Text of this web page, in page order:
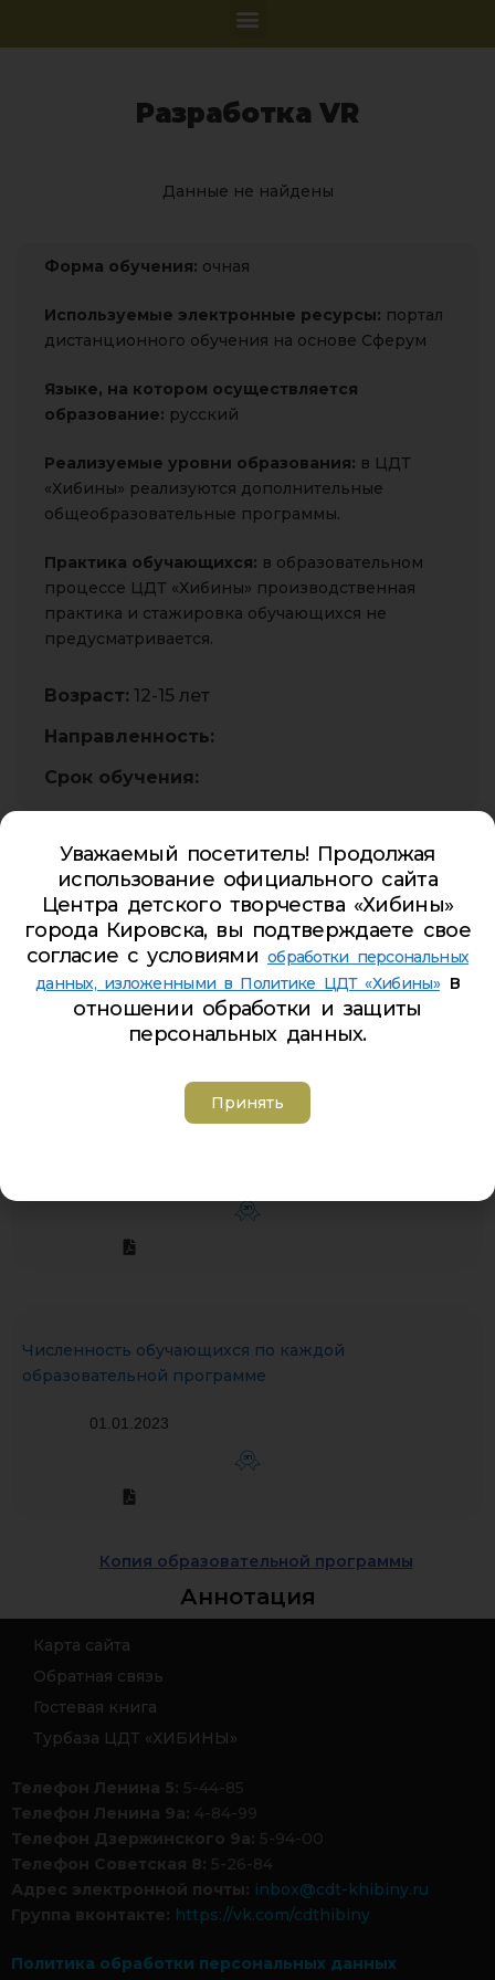
Разработка VR
Данные не найдены
Форма обучения: очная
Используемые электронные ресурсы: портал
дистанционного обучения на основе Сферум
Языке, на котором осуществляется
образование: русский
Реализуемые уровни образования: в ЦДТ
«Хибины» реализуются дополнительные
общеобразовательные программы.
Практика обучающихся: в образовательном
процессе ЦДТ «Хибины» производственная
практика и стажировка обучающихся не
предусматривается.
Возраст: 12-15 лет
Направленность:
Срок обучения:
Годовой_календарный учебный график 2022-2023
22.08.2022
ЭП
Учебный план МАОДО ЦДТ «Хибины» на 2022-2023
ЭП
Численность обучающихся по каждой
образовательной программе
01.01.2023
ЭП
Копия образовательной программы
Аннотация
Карта сайта
Обратная связь
Гостевая книга
Турбаза ЦДТ «ХИБИНЫ»
Телефон Ленина 5: 5-44-85
Телефон Ленина 9а: 4-84-99
Телефон Дзержинского 9а: 5-94-00
Телефон Советская 8: 5-26-84
Адрес электронной почты: inbox@cdt-khibiny.ru
Группа вконтакте: https://vk.com/cdthibiny
Политика обработки персональных данных
Уважаемый посетитель! Продолжая
использование официального сайта
Центра детского творчества «Хибины»
города Кировска, вы подтверждаете свое
согласие с условиями обработки персональных
данных, изложенными в Политике ЦДТ «Хибины»в
отношении обработки и защиты
персональных данных.
Принять